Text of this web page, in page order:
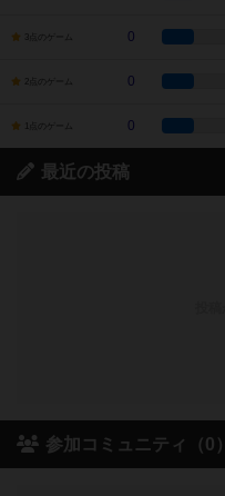
3点のゲーム 0
2点のゲーム 0
1点のゲーム 0
最近の投稿
参加コミュニティ（0）